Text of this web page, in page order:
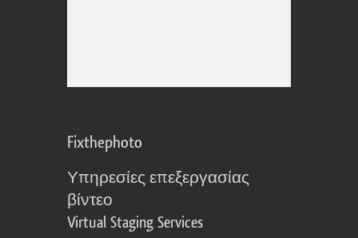
Fixthephoto
Υπηρεσίες επεξεργασίας
βίντεο
Virtual Staging Services